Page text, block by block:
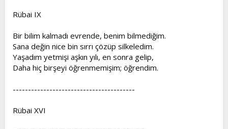
Rübai IX
Bir bilim kalmadı evrende, benim bilmediğim.
Sana değin nice bin sırrı çözüp silkeledim.
Yaşadım yetmişi aşkın yılı, en sonra gelip,
Daha hiç birşeyi öğrenmemişim; öğrendim.
----------------------------------------
Rübai XVI